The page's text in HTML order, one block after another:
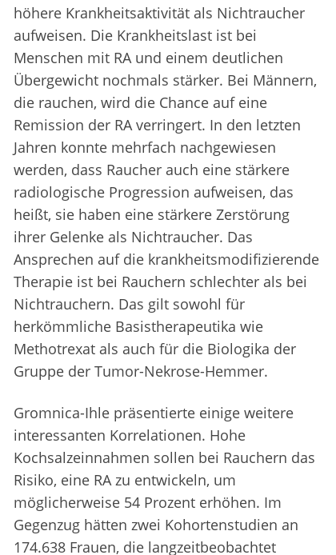
höhere Krankheitsaktivität als Nichtraucher
aufweisen. Die Krankheitslast ist bei
Menschen mit RA und einem deutlichen
Übergewicht nochmals stärker. Bei Männern,
die rauchen, wird die Chance auf eine
Remission der RA verringert. In den letzten
Jahren konnte mehrfach nachgewiesen
werden, dass Raucher auch eine stärkere
radiologische Progression aufweisen, das
heißt, sie haben eine stärkere Zerstörung
ihrer Gelenke als Nichtraucher. Das
Ansprechen auf die krankheitsmodifizierende
Therapie ist bei Rauchern schlechter als bei
Nichtrauchern. Das gilt sowohl für
herkömmliche Basistherapeutika wie
Methotrexat als auch für die Biologika der
Gruppe der Tumor-Nekrose-Hemmer.
Gromnica-Ihle präsentierte einige weitere
interessanten Korrelationen. Hohe
Kochsalzeinnahmen sollen bei Rauchern das
Risiko, eine RA zu entwickeln, um
möglicherweise 54 Prozent erhöhen. Im
Gegenzug hätten zwei Kohortenstudien an
174.638 Frauen, die langzeitbeobachtet